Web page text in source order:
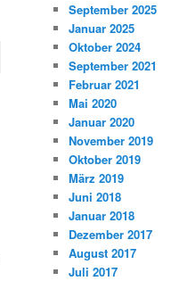
September 2025
Januar 2025
Oktober 2024
September 2021
Februar 2021
Mai 2020
Januar 2020
November 2019
Oktober 2019
März 2019
Juni 2018
Januar 2018
Dezember 2017
August 2017
Juli 2017